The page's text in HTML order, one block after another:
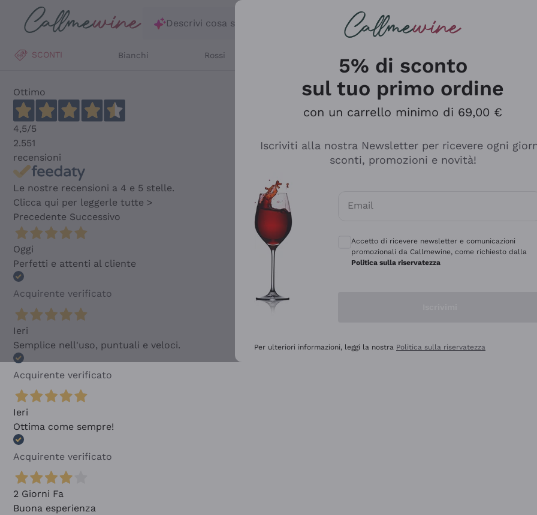
Salta al contenuto principale
Descrivi cosa stai cercando
SCONTI Bianchi Rossi
Ottimo
4,5/5
2.551
recensioni
Le nostre recensioni a 4 e 5 stelle.
Clicca qui per leggerle tutte >
Precedente Successivo
Oggi
Perfetti e attenti al cliente
Acquirente verificato
Ieri
Semplice nell'uso, puntuali e veloci.
Acquirente verificato
Ieri
Ottima come sempre!
Acquirente verificato
2 Giorni Fa
Buona esperienza
5% di sconto
sul tuo primo ordine
con un carrello minimo di 69,00 €
Iscriviti alla nostra Newsletter per ricevere ogni
sconti, promozioni e novità!
Email
Accetto di ricevere newsletter e comunicazioni
promozionali da Callmewine, come richiesto dalla
Politica sulla riservatezza
Per ulteriori informazioni, leggi la nostra Politica sulla riservatezza